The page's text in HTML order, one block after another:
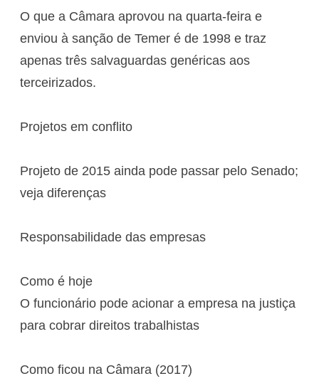
O que a Câmara aprovou na quarta-feira e
enviou à sanção de Temer é de 1998 e traz
apenas três salvaguardas genéricas aos
terceirizados.
Projetos em conflito
Projeto de 2015 ainda pode passar pelo Senado;
veja diferenças
Responsabilidade das empresas
Como é hoje
O funcionário pode acionar a empresa na justiça
para cobrar direitos trabalhistas
Como ficou na Câmara (2017)